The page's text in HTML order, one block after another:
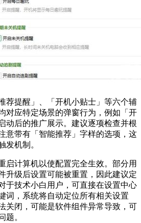
荐提醒」、「开机小贴士」等六个辅
对应特定场景的弹窗行为，例如「开
动后的推广展示。建议逐项检查并根
意带有「智能推荐」字样的选项，这
发机制。
启计算机以使配置完全生效。部分用
升级后设置可能被重置，因此建议定
于技术小白用户，可直接在设置中心
词，系统将自动定位所有相关设置
关闭，可能是软件组件异常导致，可
题。